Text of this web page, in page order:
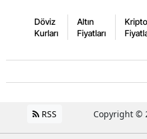
Döviz
Kurları
Altın
Fiyatları
Kripto
RSS Copyright ©